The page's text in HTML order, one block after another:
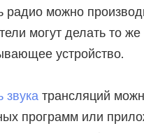
радио можно
могут делать то
устройство.
звука трансляций
программ или